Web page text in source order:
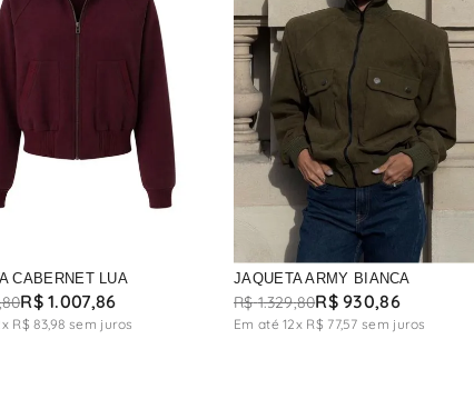
CABERNET LUA
80R$ 1.007,86
x R$ 83,98 sem juros
JAQUETA ARMY BIANCA
R$ 1.329,80R$ 930,86
Em até12x R$ 77,57 sem juros